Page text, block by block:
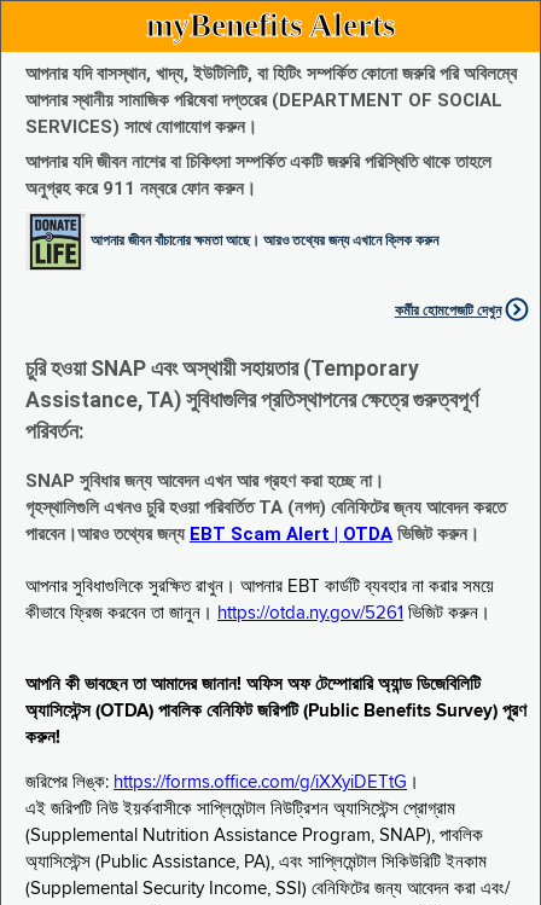
myBenefits Alerts
আপনার যদি বাসস্থান, খাদ্য, ইউটিলিটি, বা হিটিং সম্পর্কিত কোনো জরুরি পরি অবিলম্বে
আপনার স্থানীয় সামাজিক পরিষেবা দপ্তরের (DEPARTMENT OF SOCIAL
SERVICES) সাথে যোগাযোগ করুন।
আপনার যদি জীবন নাশের বা চিকিৎসা সম্পর্কিত একটি জরুরি পরিস্থিতি থাকে তাহলে
অনুগ্রহ করে 911 নম্বরে ফোন করুন।
আপনার জীবন বাঁচানোর ক্ষমতা আছে। আরও তথ্যের জন্য এখানে ক্লিক করুন
কর্মীর হোমপেজটি দেখুন
চুরি হওয়া SNAP এবং অস্থায়ী সহায়তার (Temporary
Assistance, TA) সুবিধাগুলির প্রতিস্থাপনের ক্ষেত্রে গুরুত্বপূর্ণ
পরিবর্তন:
SNAP সুবিধার জন্য আবেদন এখন আর গ্রহণ করা হচ্ছে না।
গৃহস্থালিগুলি এখনও চুরি হওয়া পরিবর্তিত TA (নগদ) বেনিফিটের জ্নয আবেদন করতে
পারবেন।আরও তথ্যের জন্য EBT Scam Alert | OTDA ভিজিট করুন।
আপনার সুবিধাগুলিকে সুরক্ষিত রাখুন। আপনার EBT কার্ডটি ব্যবহার না করার সময়ে
কীভাবে ফ্রিজ করবেন তা জানুন। https://otda.ny.gov/5261 ভিজিট করুন।
আপনি কী ভাবছেন তা আমাদের জানান! অফিস অফ টেম্পোরারি অ্যান্ড ডিজেবিলিটি
অ্যাসিস্টেন্স (OTDA) পাবলিক বেনিফিট জরিপটি (Public Benefits Survey) পূরণ
করুন!
জরিপের লিঙ্ক: https://forms.office.com/g/iXXyiDETtG ।
এই জরিপটি নিউ ইয়র্কবাসীকে সাপ্লিমেন্টাল নিউট্রিশন অ্যাসিস্টেন্স প্রোগ্রাম
(Supplemental Nutrition Assistance Program, SNAP), পাবলিক
অ্যাসিস্টেন্স (Public Assistance, PA), এবং সাপ্লিমেন্টাল সিকিউরিটি ইনকাম
(Supplemental Security Income, SSI) বেনিফিটের জন্য আবেদন করা এবং/